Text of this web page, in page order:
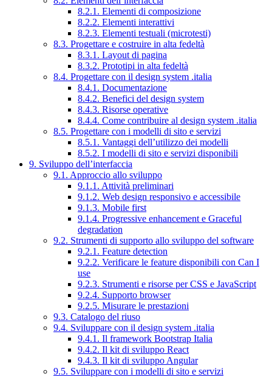
8.2.1. Elementi di composizione
8.2.2. Elementi interattivi
8.2.3. Elementi testuali (microtesti)
8.3. Progettare e costruire in alta fedeltà
8.3.1. Layout di pagina
8.3.2. Prototipi in alta fedeltà
8.4. Progettare con il design system .italia
8.4.1. Documentazione
8.4.2. Benefici del design system
8.4.3. Risorse operative
8.4.4. Come contribuire al design system .italia
8.5. Progettare con i modelli di sito e servizi
8.5.1. Vantaggi dell’utilizzo dei modelli
8.5.2. I modelli di sito e servizi disponibili
9. Sviluppo dell’interfaccia
9.1. Approccio allo sviluppo
9.1.1. Attività preliminari
9.1.2. Web design responsivo e accessibile
9.1.3. Mobile first
9.1.4. Progressive enhancement e Graceful
degradation
9.2. Strumenti di supporto allo sviluppo del software
9.2.1. Feature detection
9.2.2. Verificare le feature disponibili con Can I
use
9.2.3. Strumenti e risorse per CSS e JavaScript
9.2.4. Supporto browser
9.2.5. Misurare le prestazioni
9.3. Catalogo del riuso
9.4. Sviluppare con il design system .italia
9.4.1. Il framework Bootstrap Italia
9.4.2. Il kit di sviluppo React
9.4.3. Il kit di sviluppo Angular
9.5. Sviluppare con i modelli di sito e servizi